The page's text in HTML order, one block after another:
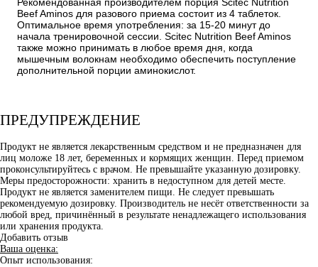
Beef Aminos для разового приема состоит из 4 таблеток.
Оптимальное время употребления: за 15-20 минут до
начала тренировочной сессии. Scitec Nutrition Beef Aminos
также можно принимать в любое время дня, когда
мышечным волокнам необходимо обеспечить поступление
дополнительной порции аминокислот.
ПРЕДУПРЕЖДЕНИЕ
Продукт не является лекарственным средством и не предназначен для
лиц моложе 18 лет, беременных и кормящих женщин. Перед приемом
проконсультируйтесь с врачом. Не превышайте указанную дозировку.
Меры предосторожности: хранить в недоступном для детей месте.
Продукт не является заменителем пищи. Не следует превышать
рекомендуемую дозировку. Производитель не несёт ответственности за
любой вред, причинённый в результате ненадлежащего использования
или хранения продукта.
Добавить отзыв
Ваша оценка:
Опыт использования: